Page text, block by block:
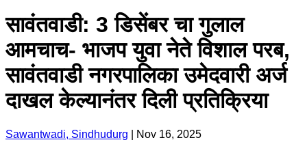
सावंतवाडी: 3 डिसेंबर चा गुलाल
आमचाच- भाजप युवा नेते विशाल परब,
सावंतवाडी नगरपालिका उमेदवारी अर्ज
दाखल केल्यानंतर दिली प्रतिक्रिया
Sawantwadi, Sindhudurg Nov 16, 2025